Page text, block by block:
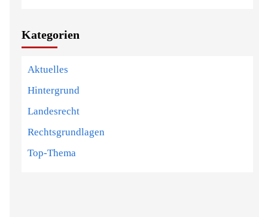
Kategorien
Aktuelles
Hintergrund
Landesrecht
Rechtsgrundlagen
Top-Thema